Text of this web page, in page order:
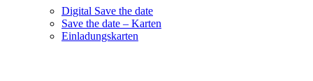
Digital Save the date
Save the date – Karten
Einladungskarten